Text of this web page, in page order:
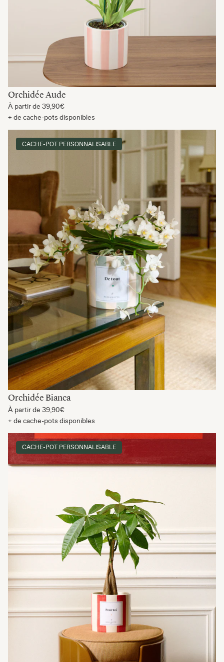
Orchidée Aude
À partir de 39,90€
+ de cache-pots disponibles
CACHE-POT PERSONNALISABLE
Orchidée Bianca
À partir de 39,90€
+ de cache-pots disponibles
CACHE-POT PERSONNALISABLE